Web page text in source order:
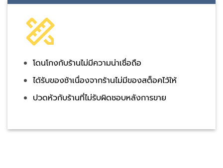
โดนโกงกับร้านไม่มีความน่าเชื่อถือ
ได้รับของช้าเนื่องจากร้านไม่มีของสต็อคไว้ให้
ปวดหัวกับร้านที่ไม่รับผิดชอบหลังการขาย